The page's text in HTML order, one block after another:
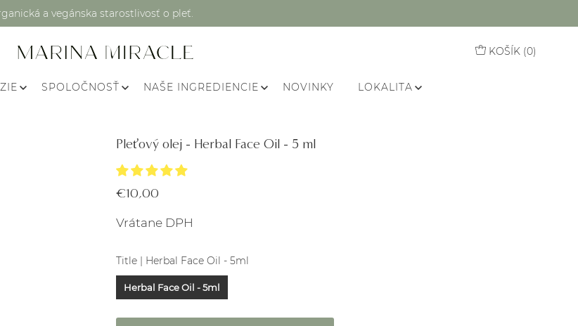
a vegánska starostlivosť o pleť.
KOŠÍK (0)
SPOLOČNOSŤ NAŠE INGREDIENCIE NOVINKY LOKALITA
Pleťový olej - Herbal Face Oil - 5 ml
€10,00
Vrátane DPH
Title | Herbal Face Oil - 5ml
Herbal Face Oil - 5ml